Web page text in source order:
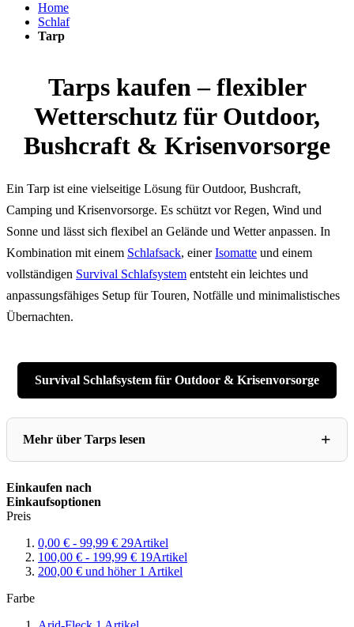
Home
Schlaf
Tarp
Tarps kaufen – flexibler
Wetterschutz für Outdoor,
Bushcraft & Krisenvorsorge
Ein Tarp ist eine vielseitige Lösung für Outdoor, Bushcraft,
Camping und Krisenvorsorge. Es schützt vor Regen, Wind und
Sonne und lässt sich flexibel an Gelände und Wetter anpassen. In
Kombination mit einem Schlafsack, einerIsomatte und einem
vollständigen Survival Schlafsystem entsteht ein leichtes und
anpassungsfähiges Setup für Touren, Notfälle und minimalistisches
Übernachten.
Survival Schlafsystem für Outdoor & Krisenvorsorge
Mehr über Tarps lesen
Einkaufen nach
Einkaufsoptionen
Preis
0,00 € - 99,99 € 29Artikel
100,00 € - 199,99 € 19Artikel
200,00 € und höher1 Artikel
Farbe